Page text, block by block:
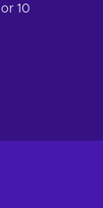
10